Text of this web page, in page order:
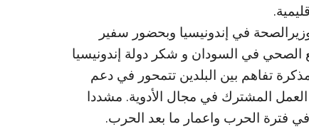
في إندونيسيا وبحضور سفير
في السودان و شكر دولة إندونيسيا
تفاهم بين البلدين تتمحور في دعم
المشترك في مجال الأدوية. مشددا
فترة الحرب واعمار ما بعد الحرب.